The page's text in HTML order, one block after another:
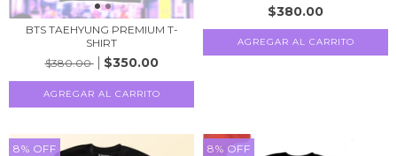
BTS TAEHYUNG PREMIUM T-
SHIRT
$380.00
$350.00
AGREGAR AL CARRITO
$380.00
AGREGAR AL CARRITO
8% OFF 8% OFF